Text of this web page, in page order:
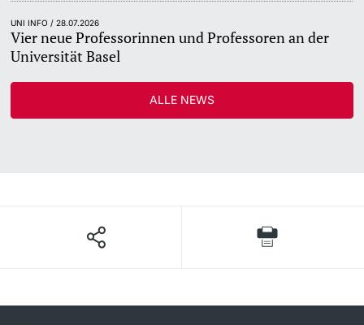
UNI INFO / 28.07.2026
Vier neue Professorinnen und Professoren an der
Universität Basel
ALLE NEWS